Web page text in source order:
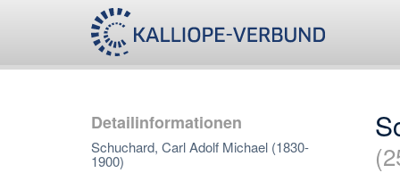
Detailinformationen
Schuchard, Carl Adolf Michael (1830-
1900)